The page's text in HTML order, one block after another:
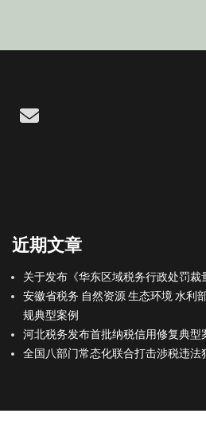
Email
近期文章
关于发布《华东区域税务行政处罚裁
安徽省税务 自然资源 生态环境 水利
规典型案例
河北税务发布首批纳税信用修复典型
全国八部门常态化联合打击涉税违